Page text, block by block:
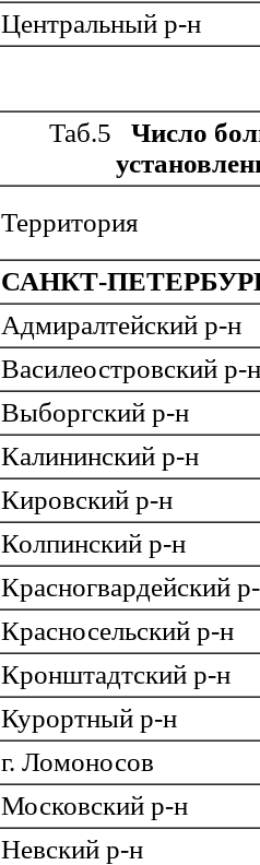
Центральный р-н
Таб.5 Число
Территория
САНКТ-
Адмиралтейский р-н
Василеостровский р-н
Выборгский р-н
Калининский р-н
Кировский р-н
Колпинский р-н
Красногвардейский
Красносельский р-н
Кронштадтский р-н
Курортный р-н
г. Ломоносов
Московский р-н
Невский р-н